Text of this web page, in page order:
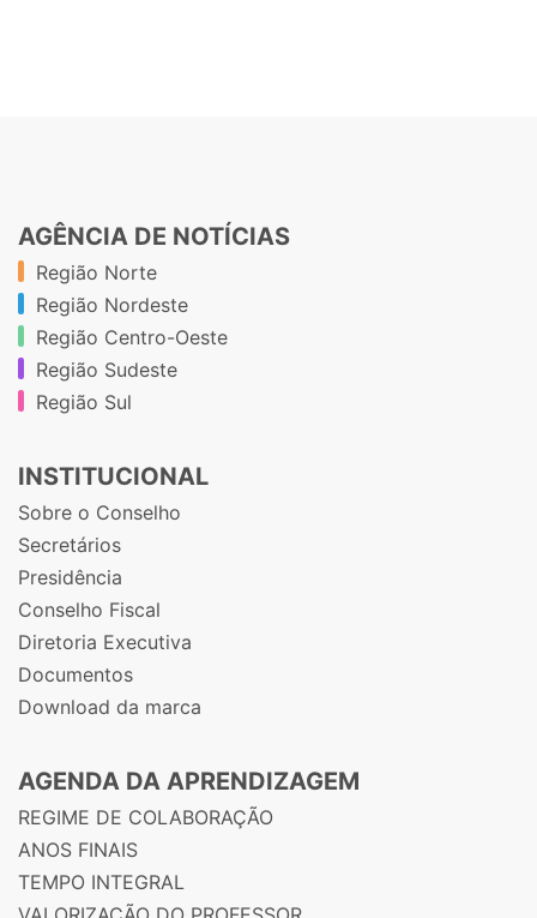
AGÊNCIA DE NOTÍCIAS
Região Norte
Região Nordeste
Região Centro-Oeste
Região Sudeste
Região Sul
INSTITUCIONAL
Sobre o Conselho
Secretários
Presidência
Conselho Fiscal
Diretoria Executiva
Documentos
Download da marca
AGENDA DA APRENDIZAGEM
REGIME DE COLABORAÇÃO
ANOS FINAIS
TEMPO INTEGRAL